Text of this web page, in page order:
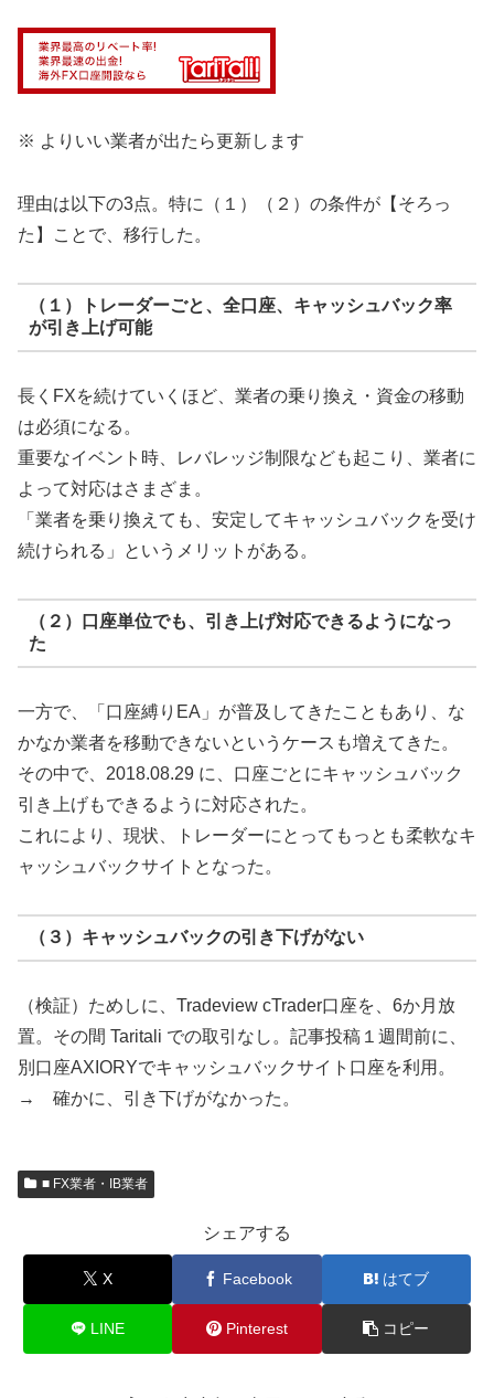
※ よりいい業者が出たら更新します
理由は以下の3点。特に（１）（２）の条件が【そろっ
た】ことで、移行した。
（１）トレーダーごと、全口座、キャッシュバック率
が引き上げ可能
長くFXを続けていくほど、業者の乗り換え・資金の移動
は必須になる。
重要なイベント時、レバレッジ制限なども起こり、業者に
よって対応はさまざま。
「業者を乗り換えても、安定してキャッシュバックを受け
続けられる」というメリットがある。
（２）口座単位でも、引き上げ対応できるようになっ
た
一方で、「口座縛りEA」が普及してきたこともあり、な
かなか業者を移動できないというケースも増えてきた。
その中で、2018.08.29 に、口座ごとにキャッシュバック
引き上げもできるように対応された。
これにより、現状、トレーダーにとってもっとも柔軟なキ
ャッシュバックサイトとなった。
（３）キャッシュバックの引き下げがない
（検証）ためしに、Tradeview cTrader口座を、6か月放
置。その間 Taritali での取引なし。記事投稿１週間前に、
別口座AXIORYでキャッシュバックサイト口座を利用。
→ 確かに、引き下げがなかった。
■ FX業者・IB業者
シェアする
X Facebook はてブ
LINE Pinterest コピー